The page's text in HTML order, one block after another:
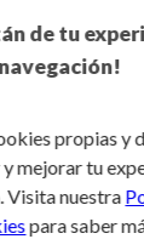
de tu
navegación!
propias y
mejorar tu
Visita nuestra
para saber
momento.
de contacto en el